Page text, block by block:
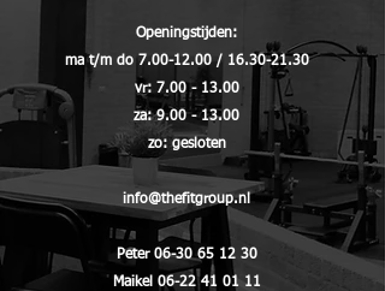
Openingstijden:
ma t/m do 7.00-12.00/ 16.30-21.30
vr: 7.00 - 13.00
za:9.00 - 13.00
zo: gesloten
info@thefitgroup.nl
Peter 06-30 65 12 30
Maikel 06-22 41 01 11